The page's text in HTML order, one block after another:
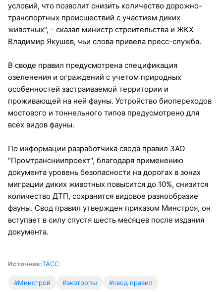
условий, что позволит снизить количество дорожно-
транспортных происшествий с участием диких
животных", - сказал министр строительства и ЖКХ
Владимир Якушев, чьи слова привела пресс-служба.
В своде правил предусмотрена спецификация
озеленения и ограждений с учетом природных
особенностей застраиваемой территории и
проживающей на ней фауны. Устройство биопереходов
мостового и тоннельного типов предусмотрено для
всех видов фауны.
По информации разработчика свода правил ЗАО
"Промтрансниипроект", благодаря применению
документа уровень безопасности на дорогах в зонах
миграции диких животных повысится до 10%, снизится
количество ДТП, сохранится видовое разнообразие
фауны. Свод правил утвержден приказом Минстроя, он
вступает в силу спустя шесть месяцев после издания
документа.
Источник:ТАСС
#Минстрой #экотропы #свод правил